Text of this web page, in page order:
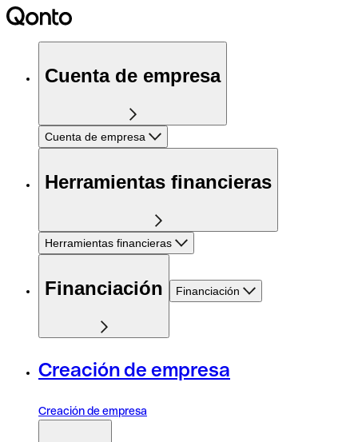
Cuenta de empresa
Cuenta de empresa
Herramientas financieras
Herramientas financieras
Financiación Financiación
Creación de empresa
Creación de empresa